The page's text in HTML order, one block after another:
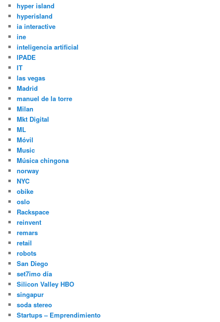
hyper island
hyperisland
ia interactive
ine
inteligencia artificial
IPADE
IT
las vegas
Madrid
manuel de la torre
Milan
Mkt Digital
ML
Móvil
Music
Música chingona
norway
NYC
obike
oslo
Rackspace
reinvent
remars
retail
robots
San Diego
set7imo día
Silicon Valley HBO
singapur
soda stereo
Startups – Emprendimiento